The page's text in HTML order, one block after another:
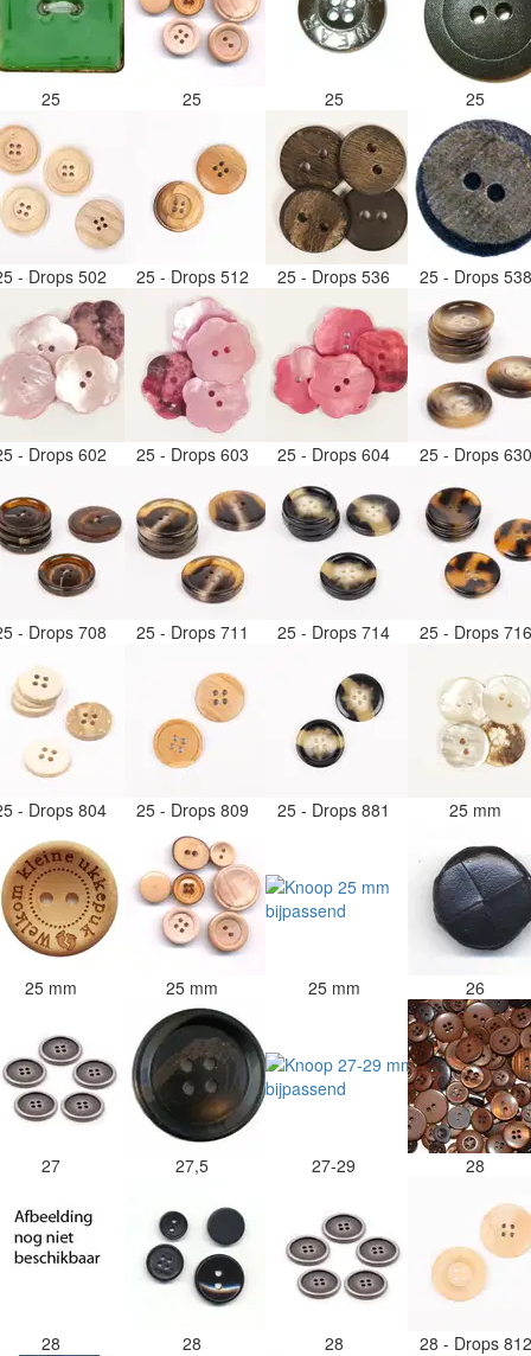
25 25 25 25
- Drops 502 25 - Drops 512 25 - Drops 536 25 - Drops
- Drops 602 25 - Drops 603 25 - Drops 604 25 - Drops
- Drops 708 25 - Drops 711 25 - Drops 714 25 - Drops
- Drops 804 25 - Drops 809 25 - Drops 881 25 mm
25 mm 25 mm 25 mm 26
27 27,5 27-29 28
28 28 28 28 - Drops